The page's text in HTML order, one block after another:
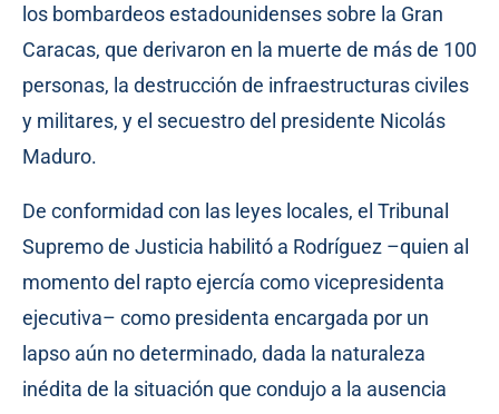
los bombardeos estadounidenses sobre la Gran
Caracas, que derivaron en la muerte de más de 100
personas, la destrucción de infraestructuras civiles
y militares, y el secuestro del presidente Nicolás
Maduro.
De conformidad con las leyes locales, el Tribunal
Supremo de Justicia habilitó a Rodríguez –quien al
momento del rapto ejercía como vicepresidenta
ejecutiva– como presidenta encargada por un
lapso aún no determinado, dada la naturaleza
inédita de la situación que condujo a la ausencia